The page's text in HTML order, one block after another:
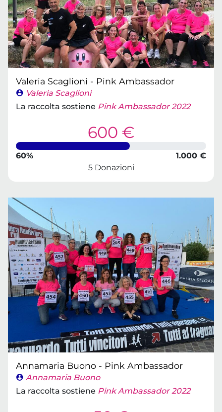
Valeria Scaglioni - Pink Ambassador
Valeria Scaglioni
La raccolta sostiene Pink Ambassador 2022
600 €
60%
1.000 €
5 Donazioni
Annamaria Buono - Pink Ambassador
Annamaria Buono
La raccolta sostiene Pink Ambassador 2022